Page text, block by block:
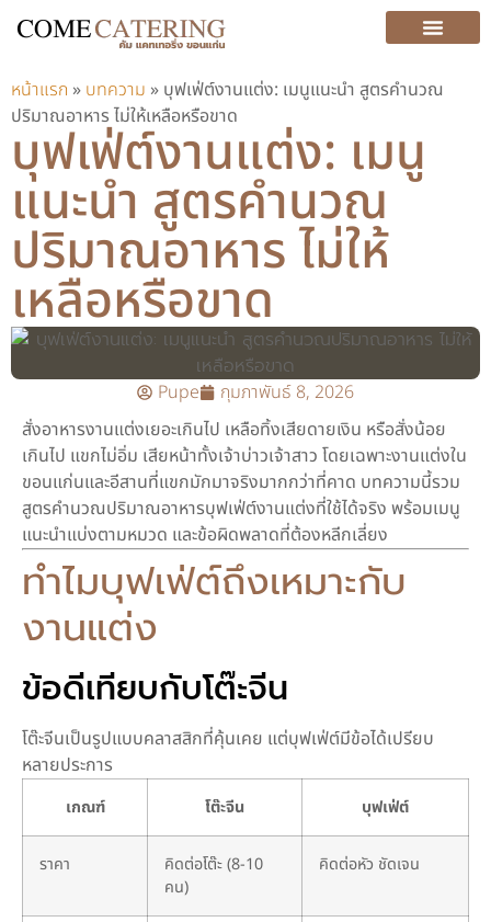
หน้าแรก » บทความ » บุฟเฟ่ต์งานแต่ง: เมนูแนะนำ สูตรคำนวณ
ปริมาณอาหาร ไม่ให้เหลือหรือขาด
บุฟเฟ่ต์งานแต่ง: เมนู
แนะนำ สูตรคำนวณ
ปริมาณอาหาร ไม่ให้
เหลือหรือขาด
Pupe
กุมภาพันธ์ 8, 2026
สั่งอาหารงานแต่งเยอะเกินไป เหลือทิ้งเสียดายเงิน หรือสั่งน้อย
เกินไป แขกไม่อิ่ม เสียหน้าทั้งเจ้าบ่าวเจ้าสาว โดยเฉพาะงานแต่งใน
ขอนแก่นและอีสานที่แขกมักมาจริงมากกว่าที่คาด บทความนี้รวม
สูตรคำนวณปริมาณอาหารบุฟเฟ่ต์งานแต่งที่ใช้ได้จริง พร้อมเมนู
แนะนำแบ่งตามหมวด และข้อผิดพลาดที่ต้องหลีกเลี่ยง
ทำไมบุฟเฟ่ต์ถึงเหมาะกับ
งานแต่ง
ข้อดีเทียบกับโต๊ะจีน
โต๊ะจีนเป็นรูปแบบคลาสสิกที่คุ้นเคย แต่บุฟเฟ่ต์มีข้อได้เปรียบ
หลายประการ
เกณฑ์ โต๊ะจีน บุฟเฟ่ต์
ราคา
คิดต่อโต๊ะ (8-10
คน)
คิดต่อหัว ชัดเจน